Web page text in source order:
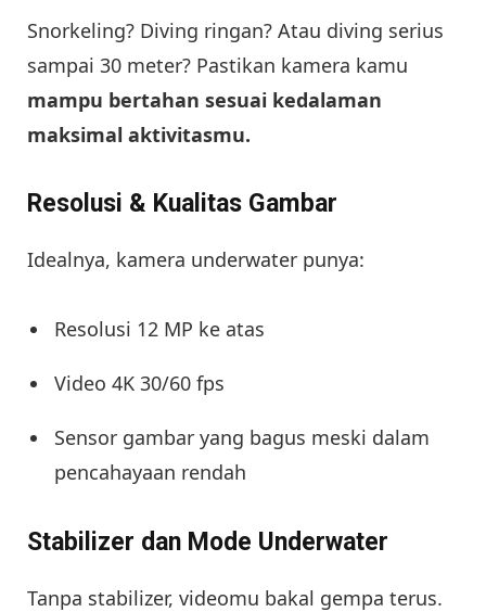
Snorkeling? Diving ringan? Atau diving serius
sampai 30 meter? Pastikan kamera kamu
mampu bertahan sesuai kedalaman
maksimal aktivitasmu.
Resolusi & Kualitas Gambar
Idealnya, kamera underwater punya:
Resolusi 12 MP ke atas
Video 4K 30/60 fps
Sensor gambar yang bagus meski dalam
pencahayaan rendah
Stabilizer dan Mode Underwater
Tanpa stabilizer, videomu bakal gempa terus.